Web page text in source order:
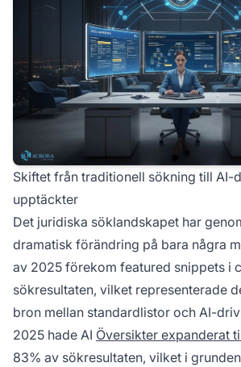
Skiftet från traditionell sökning till AI-
upptäckter
Det juridiska söklandskapet har
dramatisk förändring på bara några
av 2025 förekom featured snippets i
sökresultaten, vilket representerade
bron mellan standardlistor och AI-
2025 hade AI Översikter expanderat
83% av sökresultaten, vilket i